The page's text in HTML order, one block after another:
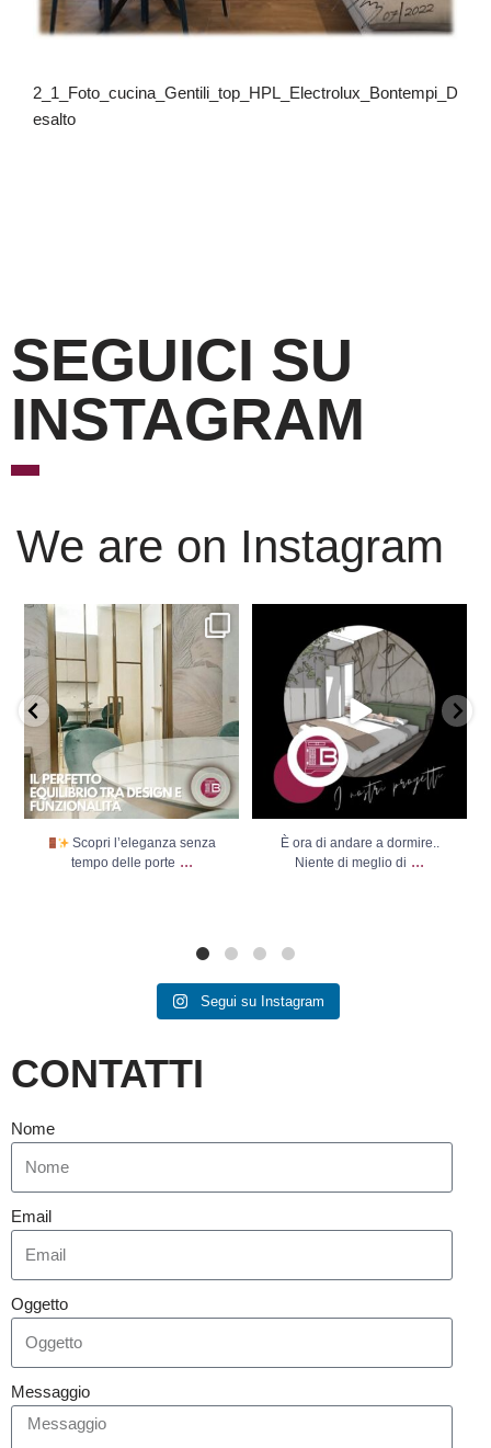
2_1_Foto_cucina_Gentili_top_HPL_Electrolux_Bontempi_D
esalto
SEGUICI SU
INSTAGRAM
We are on Instagram
Scopri l’eleganza senza
tempo delle porte ...
Scopri l’eleganza senza
tempo delle porte ...
È ora di andare a dormire..
Niente di meglio di
È ora di andare a dormire..
Niente di meglio di ...
Segui su Instagram
CONTATTI
Nome
Email
Oggetto
Messaggio